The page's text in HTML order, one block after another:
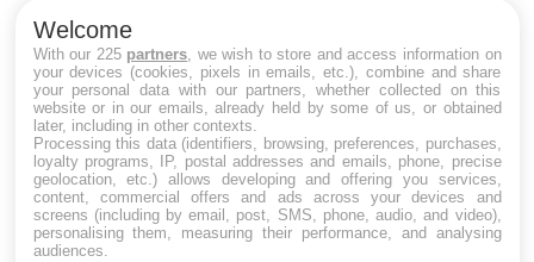
Maladie de Charcot (Sclérose latérale
amyotrophique)
Welcome
With our 225 partners , we wish to store and access information on
your devices (cookies, pixels in emails, etc.), combine and share
your personal data with our partners, whether collected on this
website or in our emails, already held by some of us, or obtained
later, including in other contexts.
Processing this data (identifiers, browsing, preferences, purchases,
loyalty programs, IP, postal addresses and emails, phone, precise
geolocation, etc.) allows developing and offering you services,
content, commercial offers and ads across your devices and
screens (including by email, post, SMS, phone, audio, and video),
personalising them, measuring their performance, and analysing
audiences.